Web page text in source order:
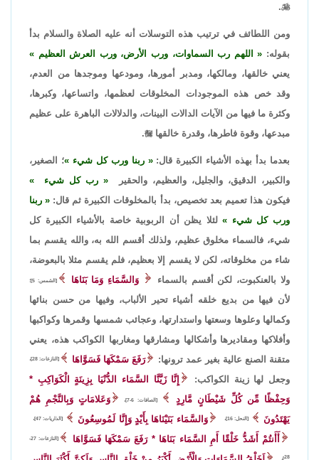

.
ومن اللطائف في ترتيب هذه التوسلات أنه عليه الصلاة والسلام بدأ
بقوله:
اللهم رب السماوات، ورب الأرض، ورب العرش العظيم
يعني خالقها، ومالكها، ومدبر أمورها، ومودعها وموجدها من العدم،
وقد خص هذه الموجودات المخلوقات لعظمها، واتساعها، وكبرها،
وكثرة ما فيها من الآيات الدالات البينات، والدلالات الباهرة على عظيم
مبدعها، وقوة فاطرها، وقدرة خالقها
.
بعدما بدأ بهذه الأشياء الكبيرة قال: ربنا ورب كل شيء ؛ الصغير،
والكبير، الدقيق، والجليل، والعظيم، والحقير
رب كل شيء
فيكون هذا تعميم بعد تخصيص، بدأ بالمخلوقات الكبيرة ثم قال:
ربنا
ورب كل شيء
لئلا يظن أن الربوبية خاصة بالأشياء الكبيرة كل
شيء، فالسماء مخلوق عظيم، ولذلك أقسم الله به، والله يقسم بما
شاء من مخلوقاته، لكن لا يقسم إلا بعظيم، فلم يقسم مثلا بالبعوضة،
ولا بالعنكبوت، لكن أقسم بالسماء
وَالسَّمَاءِ ‌وَمَا ‌بَنَاهَا [الشمس: 5]؛
لأن فيها من بديع خلقه أشياء تحير الألباب، وفيها من حسن بنائها
وكمالها وعلوها وسعتها واستدارتها، وعجائب شمسها وقمرها وكواكبها
وأفلاكها ومقاديرها وأشكالها ومشارقها ومغاربها الكواكب هذه، يعني
متقنة الصنع عالية بغير عمد ترونها:
رَفَعَ سَمْكَهَا فَسَوَّاهَا [النازعات: 28]،
وجعل لها زينة الكواكب:
إِنَّا زَيَّنَّا السَّمَاء الدُّنْيَا بِزِينَةٍ الْكَوَاكِبِ *
وَحِفْظًا مِّن كُلِّ شَيْطَانٍ مَّارِدٍ
[الصافات: 6-7]،
وَعَلامَاتٍ وَبِالنَّجْمِ هُمْ
يَهْتَدُونَ
[النحل: 16]، وَالسَّمَاء بَنَيْنَاهَا بِأَيْدٍ وَإِنَّا لَمُوسِعُونَ [الذاريات: 47]،
أَأَنتُمْ أَشَدُّ خَلْقًا أَمِ السَّمَاء بَنَاهَا * رَفَعَ سَمْكَهَا فَسَوَّاهَا [النازعات: 27-
28]،